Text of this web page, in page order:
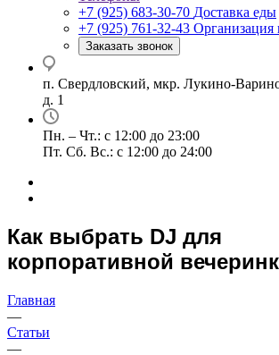
+7 (925) 683-30-70 Доставка еды
+7 (925) 761-32-43 Организация
Заказать звонок
п. Свердловский, мкр. Лукино-
д. 1
Пн. – Чт.: с 12:00 до 23:00
Пт. Сб. Вс.: с 12:00 до 24:00
Как выбрать DJ для
корпоративной
Главная
—
Статьи
—